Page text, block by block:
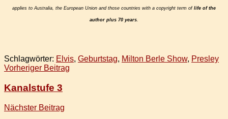
appli­es to Aus­tra­lia, the Euro­pean Union and those count­ries with a copy­right term of life of the
author plus 70 years.
Schlagwörter: Elvis, Geburtstag, Milton Berle Show, Presley
Beitragsnavigation
Vorheriger Beitrag
Kanalstufe 3
Nächster Beitrag